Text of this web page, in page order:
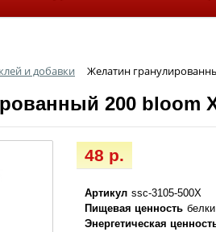
и добавки Желатин
200 bloom
48 р.
Артикул ssc-3105-500Х
Пищевая ценность
Энергетическая